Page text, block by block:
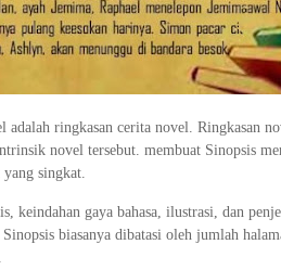
adalah ringkasan cerita novel. Ringkasan
novel tersebut. membuat Sinopsis
singkat.
keindahan gaya bahasa, ilustrasi, dan
Sinopsis biasanya dibatasi oleh jumlah